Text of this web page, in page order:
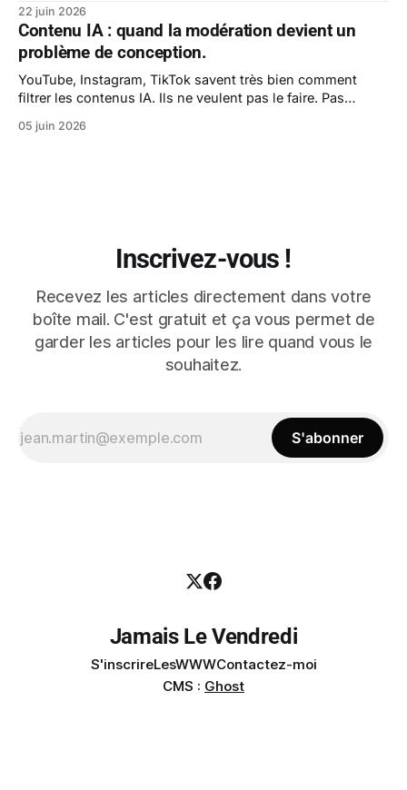
22 juin 2026
Contenu IA : quand la modération devient un
problème de conception.
YouTube, Instagram, TikTok savent très bien comment
filtrer les contenus IA. Ils ne veulent pas le faire. Pas
05 juin 2026
Inscrivez-vous !
Recevez les articles directement dans votre
boîte mail. C'est gratuit et ça vous permet de
garder les articles pour les lire quand vous le
souhaitez.
S'abonner
Jamais Le Vendredi
S'inscrireLesWWWContactez-moi
CMS : Ghost